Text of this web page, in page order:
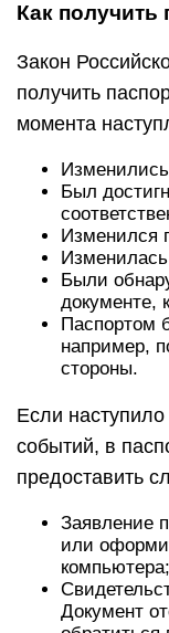
Как получить
Закон
получить
момента
Был
Изменился
Были
документе,
Паспортом
например,
стороны.
Если
событий, в
предоставить
Заявление
или
компьютера;
Документ